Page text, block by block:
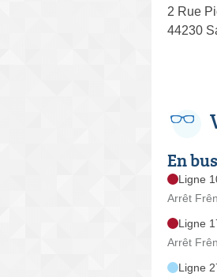
2 Rue
44230
En bus
Ligne
Arrêt
Ligne
Arrêt
Ligne